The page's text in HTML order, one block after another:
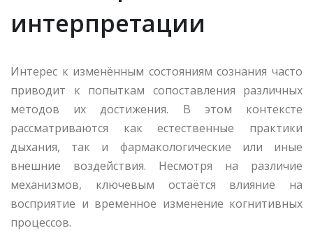
интерпретации
Интерес к изменённым состояниям сознания часто
приводит к попыткам сопоставления различных
методов их достижения. В этом контексте
рассматриваются как естественные практики
дыхания, так и фармакологические или иные
внешние воздействия. Несмотря на различие
механизмов, ключевым остаётся влияние на
восприятие и временное изменение когнитивных
процессов.